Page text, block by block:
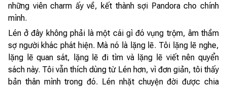
những viên charm ấy về, kết thành sợi Pandora cho chính
mình.
Lén ở đây không phải là một cái gì đó vụng trộm, âm thầm
sợ người khác phát hiện. Mà nó là lặng lẽ. Tôi lặng lẽ nghe,
lặng lẽ quan sát, lặng lẽ đi tìm và lặng lẽ viết nên quyển
sách này. Tôi vẫn thích dùng từ Lén hơn, vì đơn giản, tôi thấy
bản thân mình trong đó. Lén nhặt chuyện đời được chia